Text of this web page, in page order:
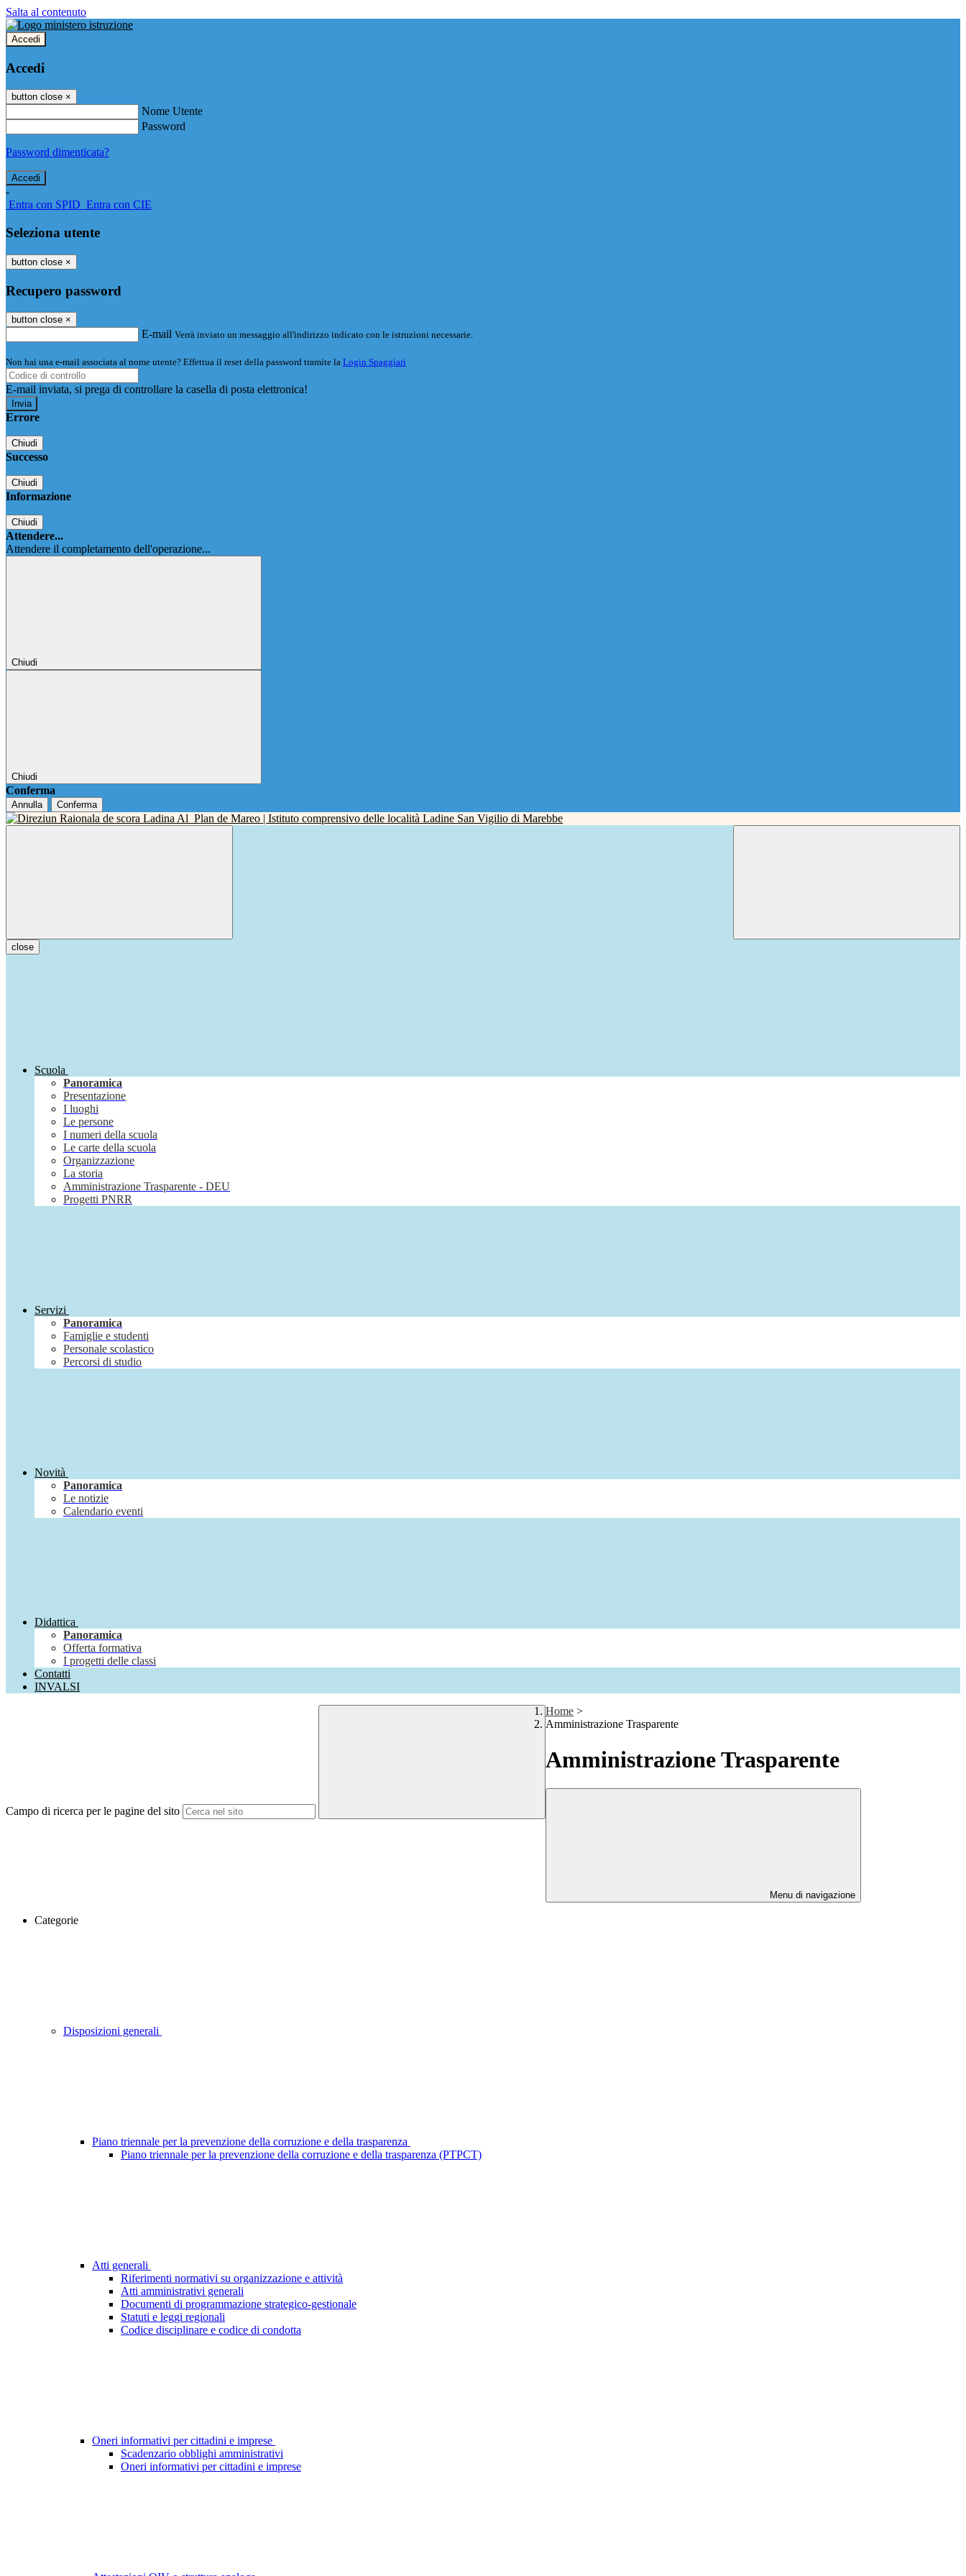
Salta al contenuto
Accedi
Accedi
button close ×
Nome Utente
Password
Password dimenticata?
-
Entra con SPID Entra con CIE
Seleziona utente
button close ×
Recupero password
button close ×
E-mail Verrà inviato un messaggio all'indirizzo indicato con le istruzioni necessarie.
Non hai una e-mail associata al nome utente? Effettua il reset della password tramite la Login Spaggiari
E-mail inviata, si prega di controllare la casella di posta elettronica!
Errore
Chiudi
Successo
Chiudi
Informazione
Chiudi
Attendere...
Attendere il completamento dell'operazione...
Chiudi
Chiudi
Conferma
Annulla Conferma
close
Scuola
Panoramica
Presentazione
I luoghi
Le persone
I numeri della scuola
Le carte della scuola
Organizzazione
La storia
Amministrazione Trasparente - DEU
Progetti PNRR
Servizi
Panoramica
Famiglie e studenti
Personale scolastico
Percorsi di studio
Novità
Panoramica
Le notizie
Calendario eventi
Didattica
Panoramica
Offerta formativa
I progetti delle classi
Contatti
INVALSI
Campo di ricerca per le pagine del sito
Home >
Amministrazione Trasparente
Amministrazione Trasparente
Menu di navigazione
Categorie
Disposizioni generali
Piano triennale per la prevenzione della corruzione e della trasparenza
Piano triennale per la prevenzione della corruzione e della trasparenza (PTPCT)
Atti generali
Riferimenti normativi su organizzazione e attività
Atti amministrativi generali
Documenti di programmazione strategico-gestionale
Statuti e leggi regionali
Codice disciplinare e codice di condotta
Oneri informativi per cittadini e imprese
Scadenzario obblighi amministrativi
Oneri informativi per cittadini e imprese